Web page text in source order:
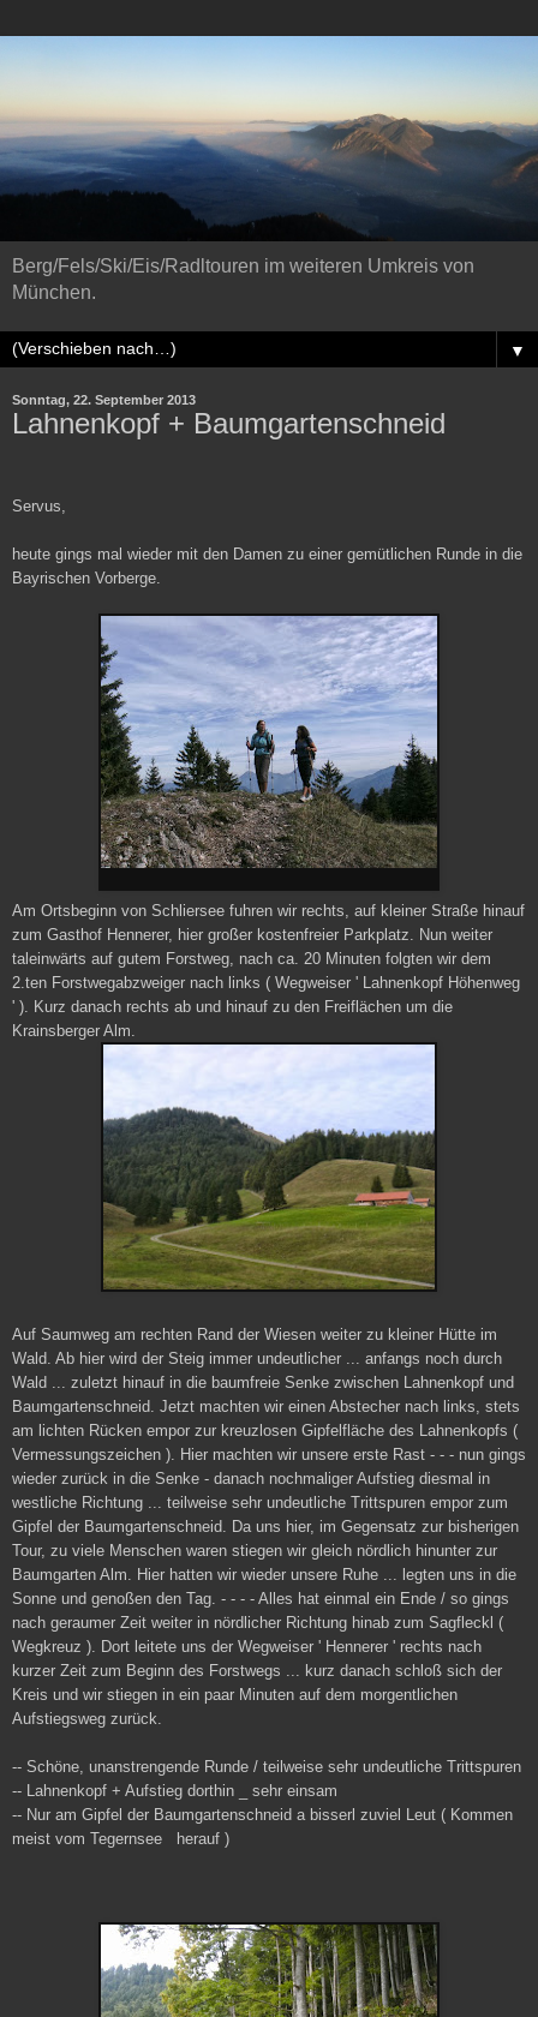
Berg/Fels/Ski/Eis/Radltouren im weiteren Umkreis von
München.
▼
Sonntag, 22. September 2013
Lahnenkopf + Baumgartenschneid
Servus,
heute gings mal wieder mit den Damen zu einer gemütlichen Runde in die
Bayrischen Vorberge.
Am Ortsbeginn von Schliersee fuhren wir rechts, auf kleiner Straße hinauf
zum Gasthof Hennerer, hier großer kostenfreier Parkplatz. Nun weiter
taleinwärts auf gutem Forstweg, nach ca. 20 Minuten folgten wir dem
2.ten Forstwegabzweiger nach links ( Wegweiser ' Lahnenkopf Höhenweg
' ). Kurz danach rechts ab und hinauf zu den Freiflächen um die
Krainsberger Alm.
Auf Saumweg am rechten Rand der Wiesen weiter zu kleiner Hütte im
Wald. Ab hier wird der Steig immer undeutlicher ... anfangs noch durch
Wald ... zuletzt hinauf in die baumfreie Senke zwischen Lahnenkopf und
Baumgartenschneid. Jetzt machten wir einen Abstecher nach links, stets
am lichten Rücken empor zur kreuzlosen Gipfelfläche des Lahnenkopfs (
Vermessungszeichen ). Hier machten wir unsere erste Rast - - - nun gings
wieder zurück in die Senke - danach nochmaliger Aufstieg diesmal in
westliche Richtung ... teilweise sehr undeutliche Trittspuren empor zum
Gipfel der Baumgartenschneid. Da uns hier, im Gegensatz zur bisherigen
Tour, zu viele Menschen waren stiegen wir gleich nördlich hinunter zur
Baumgarten Alm. Hier hatten wir wieder unsere Ruhe ... legten uns in die
Sonne und genoßen den Tag. - - - - Alles hat einmal ein Ende / so gings
nach geraumer Zeit weiter in nördlicher Richtung hinab zum Sagfleckl (
Wegkreuz ). Dort leitete uns der Wegweiser ' Hennerer ' rechts nach
kurzer Zeit zum Beginn des Forstwegs ... kurz danach schloß sich der
Kreis und wir stiegen in ein paar Minuten auf dem morgentlichen
Aufstiegsweg zurück.
-- Schöne, unanstrengende Runde / teilweise sehr undeutliche Trittspuren
-- Lahnenkopf + Aufstieg dorthin _ sehr einsam
-- Nur am Gipfel der Baumgartenschneid a bisserl zuviel Leut ( Kommen
meist vom Tegernsee
herauf )